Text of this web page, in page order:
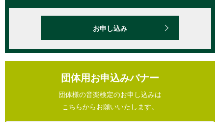
お申し込み
団体用お申込みバナー
団体様の音楽検定のお申し込みは
こちらからお願いいたします。